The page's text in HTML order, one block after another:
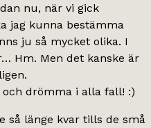
nu, när vi gick
jag kunna bestämma
ju så mycket olika. I
Hm. Men det kanske är
drömma i alla fall! :)
så länge kvar tills de små